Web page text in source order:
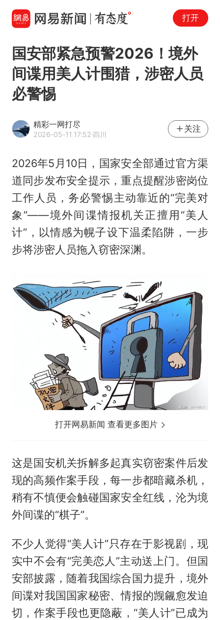
打开
国安部紧急预警2026！境外
间谍用美人计围猎，涉密人员
必警惕
精彩一网打尽
2026-05-11 17:52·四川
关注
2026年5月10日，国家安全部通过官方渠
道同步发布安全提示，重点提醒涉密岗位
工作人员，务必警惕主动靠近的“完美对
象”——境外间谍情报机关正擅用“美人
计”，以情感为幌子设下温柔陷阱，一步
步将涉密人员拖入窃密深渊。
打开网易新闻 查看更多图片
这是国安机关拆解多起真实窃密案件后发
现的高频作案手段，每一步都暗藏杀机，
稍有不慎便会触碰国家安全红线，沦为境
外间谍的“棋子”。
不少人觉得“美人计”只存在于影视剧，现
实中不会有“完美恋人”主动送上门。但国
安部披露，随着我国综合国力提升，境外
间谍对我国国家秘密、情报的觊觎愈发迫
切，作案手段也更隐蔽，“美人计”已成为